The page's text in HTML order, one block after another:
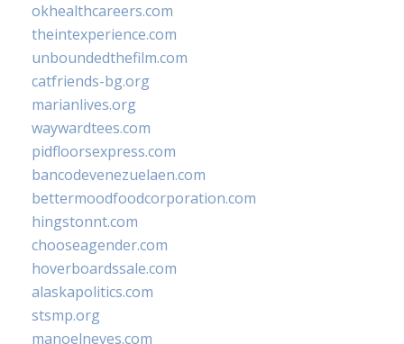
okhealthcareers.com
theintexperience.com
unboundedthefilm.com
catfriends-bg.org
marianlives.org
waywardtees.com
pidfloorsexpress.com
bancodevenezuelaen.com
bettermoodfoodcorporation.com
hingstonnt.com
chooseagender.com
hoverboardssale.com
alaskapolitics.com
stsmp.org
manoelneves.com